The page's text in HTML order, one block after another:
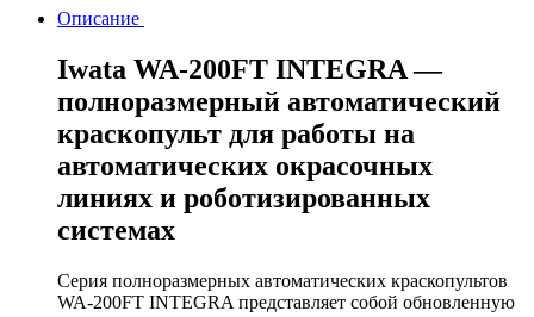
Описание
Iwata WA-200FT INTEGRA —
полноразмерный автоматический
краскопульт для работы на
автоматических окрасочных
линиях и роботизированных
системах
Серия полноразмерных автоматических краскопультов
WA-200FT INTEGRA представляет собой обновленную